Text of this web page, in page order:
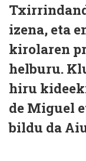
izena, eta
kirolaren
helburu.
hiru
de Miguel
bildu da